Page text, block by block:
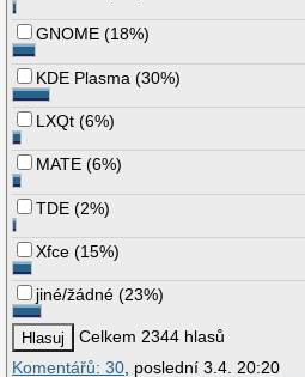
GNOME (18%)
KDE Plasma (30%)
LXQt (6%)
MATE (6%)
TDE (2%)
Xfce (15%)
jiné/žádné (23%)
Celkem 2344 hlasů
Komentářů: 30 , poslední 3.4. 20:20